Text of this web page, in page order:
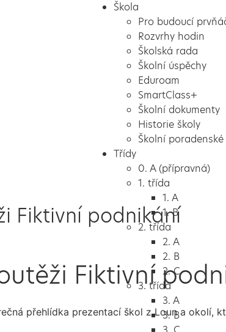
Škola
Pro budoucí
Rozvrhy hodin
Školská rada
Školní úspěchy
Eduroam
SmartClass+
Školní dokumenty
Historie školy
Školní
Třídy
0. A (přípravná)
1. třída
1. A
1. B
2. třída
2. A
2. B
2. C
3. třída
3. A
3. B
Fiktivní podnikání
Fiktivní
přehlídka prezentací škol z Loun a okolí,